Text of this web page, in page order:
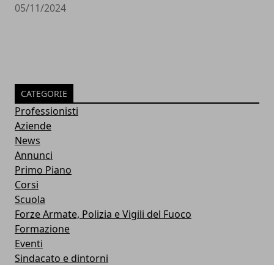
05/11/2024
CATEGORIE
Professionisti
Aziende
News
Annunci
Primo Piano
Corsi
Scuola
Forze Armate, Polizia e Vigili del Fuoco
Formazione
Eventi
Sindacato e dintorni